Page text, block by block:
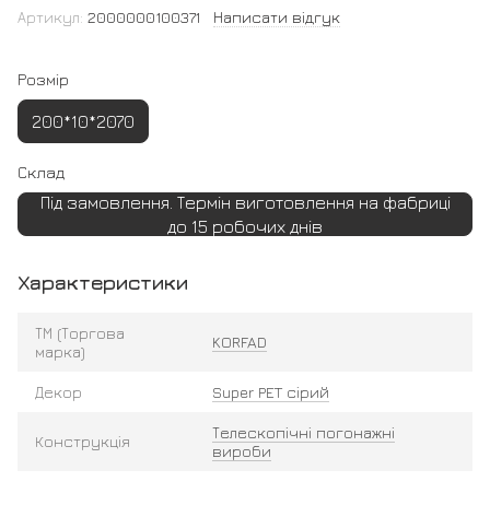
Артикул: 2000000100371 Написати відгук
Розмір
200*10*2070
Склад
Під замовлення. Термін виготовлення на фабриці
до 15 робочих днів
Характеристики
ТМ (Торгова
марка)
KORFAD
Декор Super PET сірий
Конструкція
Телескопічні погонажні
вироби